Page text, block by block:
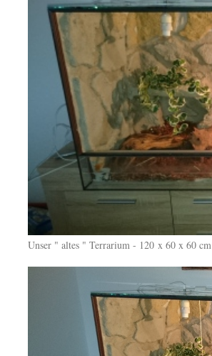
Unser " altes " Terrarium - 120 x 60 x 60 cm